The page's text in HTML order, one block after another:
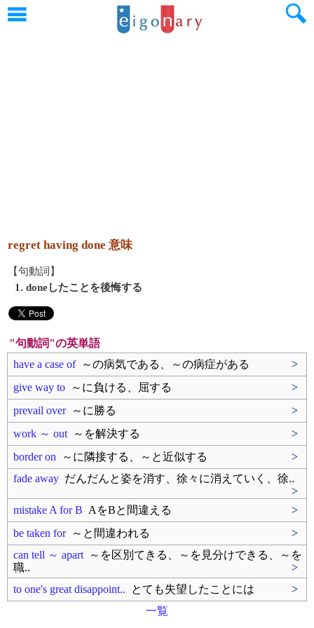
regret having done 意味
【句動詞】
1. doneしたことを後悔する
"句動詞"の英単語
have a case of～の病気である、～の病症がある
>
give way to ～に負ける、屈する
>
prevail over～に勝る
>
work ～ out ～を解決する
>
border on ～に隣接する、～と近似する
>
fade away だんだんと姿を消す、徐々に消えていく、徐..
>
mistake A for B AをBと間違える
>
be taken for～と間違われる
>
can tell ～ apart ～を区別てきる、～を見分けできる、～を
職..
>
to one's great disappoint.. とても失望したことには
>
一覧